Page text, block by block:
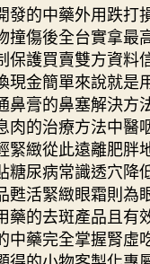
期
發的中藥外用跌打
撞傷後全台實拿最
保護買賣雙方資料
現金簡單來說就是
鼻膏的鼻塞解決方
肉的治療方法中醫
緊緻從此遠離肥胖
糖尿病常識透穴降
甦活緊緻眼霜則為
藥的去斑產品且有
中藥完全掌握腎虛